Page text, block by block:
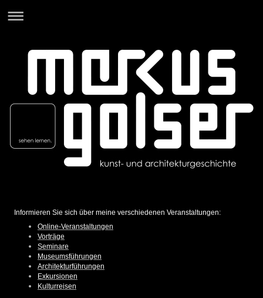
Informieren Sie sich über meine verschiedenen Veranstaltungen:
Online-Veranstaltungen
Vorträge
Seminare
Museumsführungen
Architekturführungen
Exkursionen
Kulturreisen